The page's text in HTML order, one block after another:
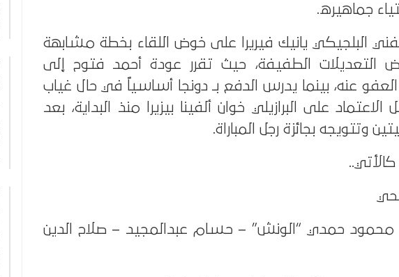
جماهيره.
البلجيكي يانيك فيريرا على خوض اللقاء بخطة مشابهة
التعديلات الطفيفة، حيث تقرر عودة أحمد فتوح إلى
عنه، بينما يدرس الدفع بـ دونجا أساسياً في حال غياب
على البرازيلي خوان ألفينا بيزيرا منذ البداية، بعد
وتتويجه بجائزة رجل المباراة.
محمود حمدي “الونش” – حسام عبدالمجيد – صلاح الدين